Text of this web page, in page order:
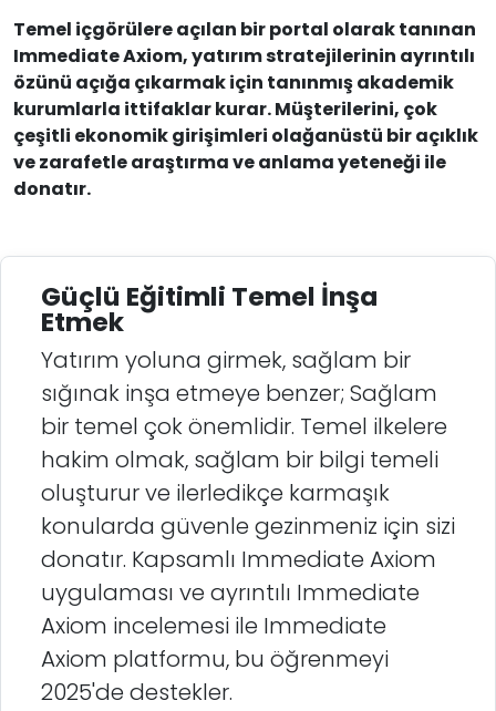
Temel içgörülere açılan bir portal olarak tanınan
Immediate Axiom, yatırım stratejilerinin ayrıntılı
özünü açığa çıkarmak için tanınmış akademik
kurumlarla ittifaklar kurar. Müşterilerini, çok
çeşitli ekonomik girişimleri olağanüstü bir açıklık
ve zarafetle araştırma ve anlama yeteneği ile
donatır.
Güçlü Eğitimli Temel İnşa
Etmek
Yatırım yoluna girmek, sağlam bir
sığınak inşa etmeye benzer; Sağlam
bir temel çok önemlidir. Temel ilkelere
hakim olmak, sağlam bir bilgi temeli
oluşturur ve ilerledikçe karmaşık
konularda güvenle gezinmeniz için sizi
donatır. Kapsamlı Immediate Axiom
uygulaması ve ayrıntılı Immediate
Axiom incelemesi ile Immediate
Axiom platformu, bu öğrenmeyi
2025'de destekler.